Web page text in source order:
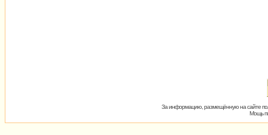
За информацию, размещённую на сайте
Мощь